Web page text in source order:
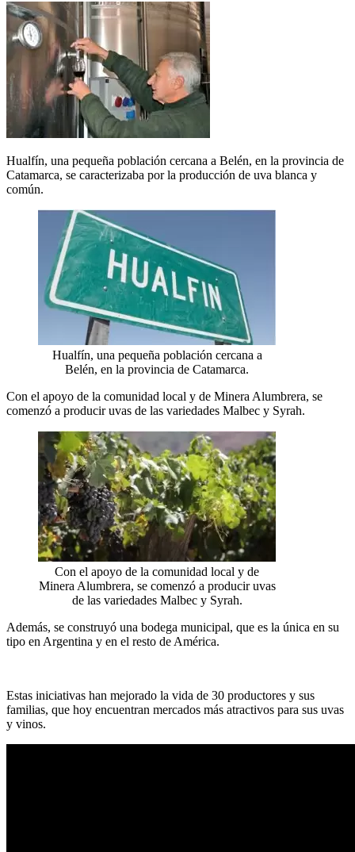
Hualfín, una pequeña población cercana a Belén, en la provincia de
Catamarca, se caracterizaba por la producción de uva blanca y
común.
Hualfín, una pequeña población cercana a
Belén, en la provincia de Catamarca.
Con el apoyo de la comunidad local y de Minera Alumbrera, se
comenzó a producir uvas de las variedades Malbec y Syrah.
Con el apoyo de la comunidad local y de
Minera Alumbrera, se comenzó a producir uvas
de las variedades Malbec y Syrah.
Además, se construyó una bodega municipal, que es la única en su
tipo en Argentina y en el resto de América.
Estas iniciativas han mejorado la vida de 30 productores y sus
familias, que hoy encuentran mercados más atractivos para sus uvas
y vinos.